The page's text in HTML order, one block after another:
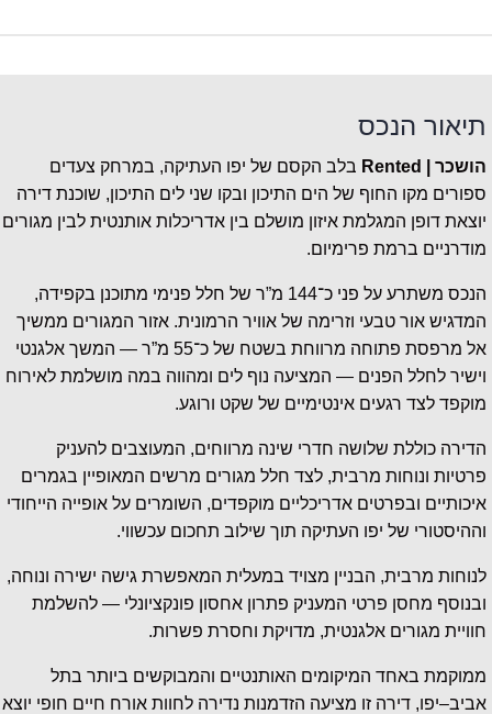
תיאור הנכס
הושכר | Rented
בלב הקסם של יפו העתיקה, במרחק צעדים
ספורים מקו החוף של הים התיכון ובקו שני לים התיכון, שוכנת דירה
יוצאת דופן המגלמת איזון מושלם בין אדריכלות אותנטית לבין מגורים
מודרניים ברמת פרימיום.
הנכס משתרע על פני כ־144 מ”ר של חלל פנימי מתוכנן בקפידה,
המדגיש אור טבעי וזרימה של אוויר הרמונית. אזור המגורים ממשיך
אל מרפסת פתוחה מרווחת בשטח של כ־55 מ”ר — המשך אלגנטי
וישיר לחלל הפנים — המציעה נוף לים ומהווה במה מושלמת לאירוח
מוקפד לצד רגעים אינטימיים של שקט ורוגע.
הדירה כוללת שלושה חדרי שינה מרווחים, המעוצבים להעניק
פרטיות ונוחות מרבית, לצד חלל מגורים מרשים המאופיין בגמרים
איכותיים ובפרטים אדריכליים מוקפדים, השומרים על אופייה הייחודי
וההיסטורי של יפו העתיקה תוך שילוב תחכום עכשווי.
לנוחות מרבית, הבניין מצויד במעלית המאפשרת גישה ישירה ונוחה,
ובנוסף מחסן פרטי המעניק פתרון אחסון פונקציונלי — להשלמת
חוויית מגורים אלגנטית, מדויקת וחסרת פשרות.
ממוקמת באחד המיקומים האותנטיים והמבוקשים ביותר בתל
אביב–יפו, דירה זו מציעה הזדמנות נדירה לחוות אורח חיים חופי יוצא